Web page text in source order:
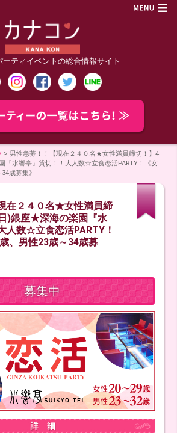
ーティイベントの総合情報サイト
> 男性急募！！【現在２４０名★女性満員締切！】4
『水響亭』貸切！！大人数☆立食恋活PARTY！《女
歳募集》
在２４０名★女性満員締
)銀座★深海の楽園『水
人数☆立食恋活PARTY！
、男性23歳～34歳募
募集中